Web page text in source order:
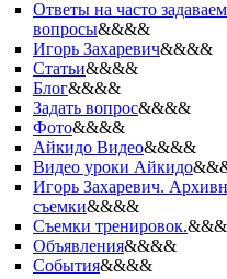
Ответы на часто
вопросы&&&&
Игорь Захаревич&&&&
Статьи&&&&
Блог&&&&
Задать вопрос&&&&
Фото&&&&
Айкидо Видео&&&&
Видео уроки Айкидо
Игорь Захаревич.
съемки&&&&
Съемки тренировок.
Объявления&&&&
События&&&&